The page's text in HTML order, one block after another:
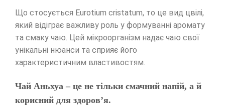
Що стосується Eurotium cristatum, то це вид цвілі,
який відіграє важливу роль у формуванні аромату
та смаку чаю. Цей мікроорганізм надає чаю свої
унікальні нюанси та сприяє його
характеристичним властивостям.
Чай Аньхуа – це не тільки смачний напій, а й
корисний для здоров’я.